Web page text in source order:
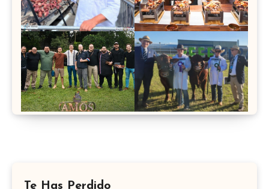
Te Has Perdido